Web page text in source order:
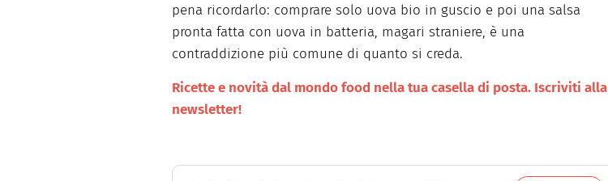
pena ricordarlo: comprare solo uova bio in guscio e poi una salsa
pronta fatta con uova in batteria, magari straniere, è una
contraddizione più comune di quanto si creda.
Ricette e novità dal mondo food nella tua casella di posta. Iscriviti alla
newsletter!